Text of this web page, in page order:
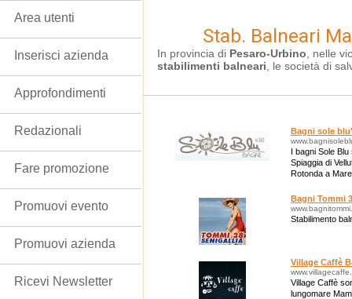
Stab. Balneari
In provincia di Pesaro-Urbino , nelle
stabilimenti balneari , le società di
Bagni sole blu'
I bagni Sole
Spiaggia di
Rotonda a
Bagni Tommi
Stabilimento
Village Caffè
Village Caffè
lungomare
Area utenti
Inserisci azienda
Approfondimenti
Redazionali
Fare promozione
Promuovi evento
Promuovi azienda
Ricevi Newsletter